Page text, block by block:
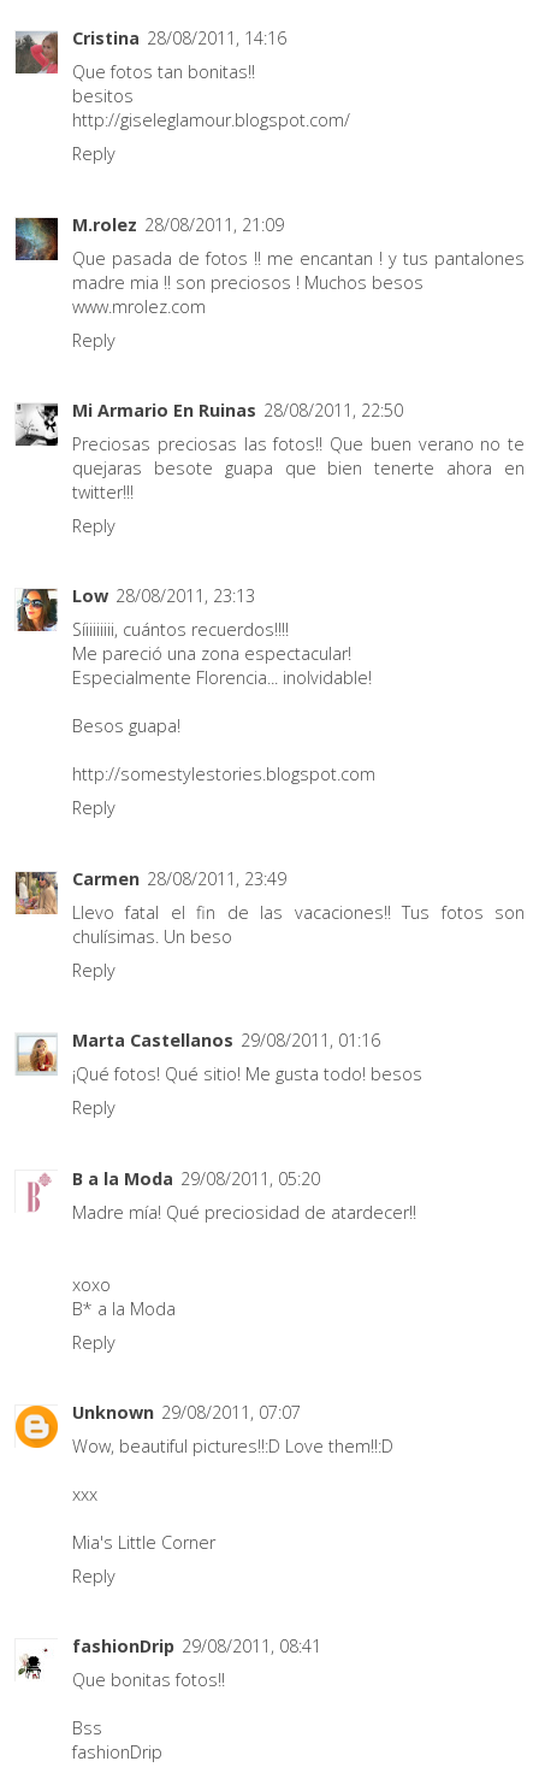
Cristina 28/08/2011, 14:16
Que fotos tan bonitas!!
besitos
http://giseleglamour.blogspot.com/
Reply
M.rolez 28/08/2011, 21:09
Que pasada de fotos !! me encantan ! y tus pantalones
madre mia !! son preciosos ! Muchos besos
www.mrolez.com
Reply
Mi Armario En Ruinas 28/08/2011, 22:50
Preciosas preciosas las fotos!! Que buen verano no te
quejaras besote guapa que bien tenerte ahora en
twitter!!!
Reply
Low 28/08/2011, 23:13
Síiiiiiiii, cuántos recuerdos!!!!
Me pareció una zona espectacular!
Especialmente Florencia... inolvidable!
Besos guapa!
http://somestylestories.blogspot.com
Reply
Carmen 28/08/2011, 23:49
Llevo fatal el fin de las vacaciones!! Tus fotos son
chulísimas. Un beso
Reply
Marta Castellanos 29/08/2011, 01:16
¡Qué fotos! Qué sitio! Me gusta todo! besos
Reply
B a la Moda 29/08/2011, 05:20
Madre mía! Qué preciosidad de atardecer!!
xoxo
B* a la Moda
Reply
Unknown 29/08/2011, 07:07
Wow, beautiful pictures!!:D Love them!!:D
xxx
Mia's Little Corner
Reply
fashionDrip 29/08/2011, 08:41
Que bonitas fotos!!
Bss
fashionDrip